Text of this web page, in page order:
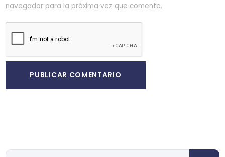
navegador para la próxima vez que comente.